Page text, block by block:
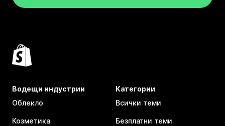
Водещи индустрии
Облекло
Козметика
Категории
Всички теми
Безплатни теми